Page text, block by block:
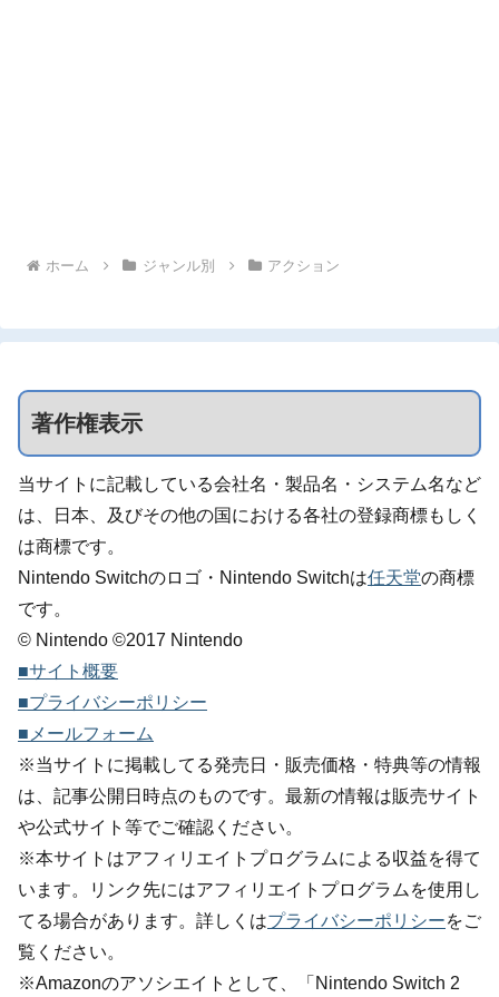
ホーム ジャンル別 アクション
著作権表示
当サイトに記載している会社名・製品名・システム名など
は、日本、及びその他の国における各社の登録商標もしく
は商標です。
Nintendo Switchのロゴ・Nintendo Switchは任天堂の商標
です。
© Nintendo ©2017 Nintendo
■サイト概要
■プライバシーポリシー
■メールフォーム
※当サイトに掲載してる発売日・販売価格・特典等の情報
は、記事公開日時点のものです。最新の情報は販売サイト
や公式サイト等でご確認ください。
※本サイトはアフィリエイトプログラムによる収益を得て
います。リンク先にはアフィリエイトプログラムを使用し
てる場合があります。詳しくはプライバシーポリシーをご
覧ください。
※Amazonのアソシエイトとして、「Nintendo Switch 2